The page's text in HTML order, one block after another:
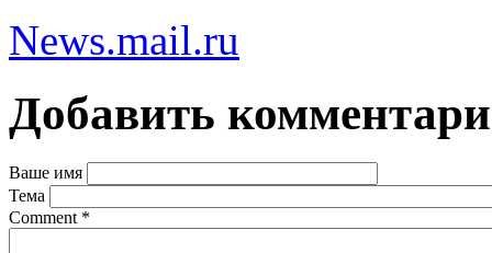
News.mail.ru
Добавить
Ваше имя
Тема
Comment *